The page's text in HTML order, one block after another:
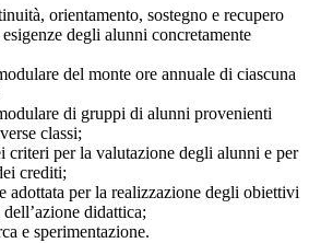
orientamento, sostegno e recupero
degli alunni concretamente
del monte ore annuale di ciascuna
di gruppi di alunni provenienti
classi;
criteri per la valutazione degli alunni e per
crediti;
adottata per la realizzazione degli obiettivi
didattica;
e sperimentazione.